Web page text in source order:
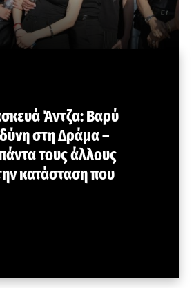
Άντζα: Βαρύ
στη Δράμα –
τους άλλους
κατάσταση που